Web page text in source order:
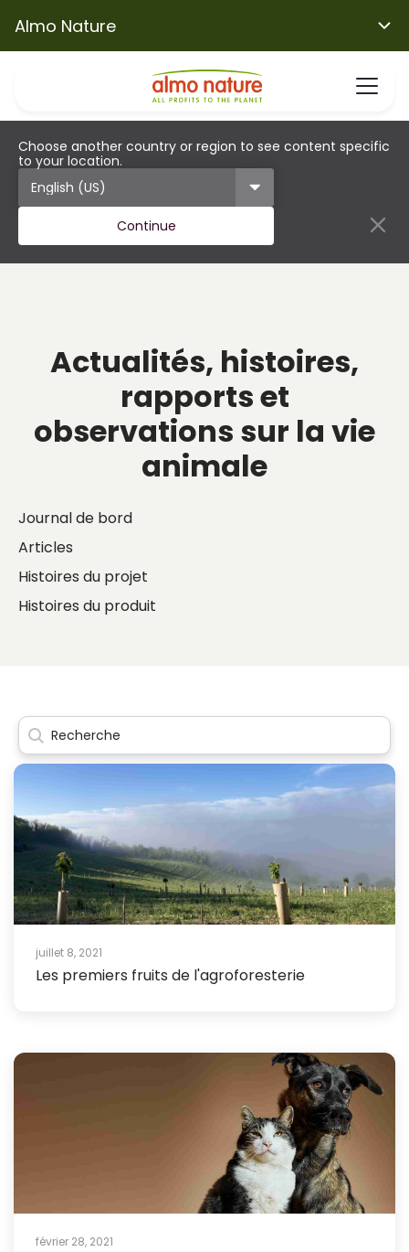
Almo Nature
Choose another country or region to see content specific
to your location.
Continue
Actualités, histoires,
rapports et
observations sur la vie
animale
Journal de bord
Articles
Histoires du projet
Histoires du produit
juillet 8, 2021
Les premiers fruits de l'agroforesterie
février 28, 2021